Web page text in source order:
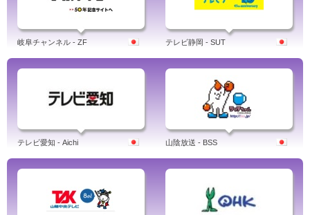
岐阜チャンネル - ZF テレビ静岡 - SUT
テレビ愛知 - Aichi 山陰放送 - BSS